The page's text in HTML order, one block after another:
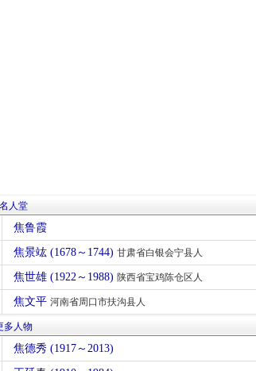
人堂
焦鲁霞
焦景竑 (1678～1744) 甘肃省白银会宁县人
焦世雄 (1922～1988) 陕西省宝鸡陈仓区人
焦文平 河南省周口市扶沟县人
多人物
焦德秀 (1917～2013)